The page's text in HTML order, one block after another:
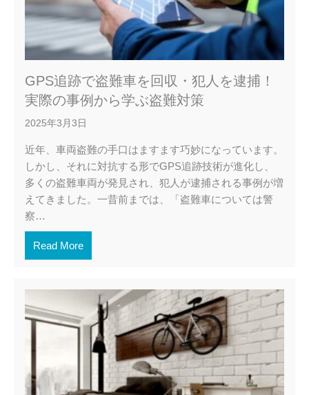
GPS追跡で盗難車を回収・犯人を逮捕！
実際の事例から学ぶ盗難対策
2025年3月3日
近年、車両盗難の手口はますます巧妙になっています。
しかし、それに対抗する形でGPS追跡技術が進化し、
多くの盗難車両が発見され、犯人が逮捕される事例が増
えてきました。一昔前までは、「盗難車については警
察…
Read More